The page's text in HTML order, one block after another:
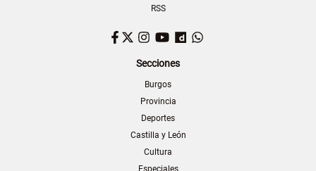
RSS
Facebook
TwitterInstagram
YouTubeDailymotion
Secciones
Burgos
Provincia
Deportes
Castilla y León
Cultura
Especiales